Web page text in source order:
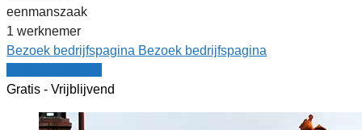
eenmanszaak
1 werknemer
Bezoek bedrijfspagina Bezoek bedrijfspagina
Gratis - Vrijblijvend